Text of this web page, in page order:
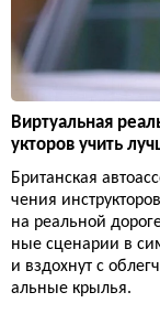
Виртуальная
укторов учить
Британская
чения
на реальной
ные сценарии в
и вздохнут с
альные крылья.